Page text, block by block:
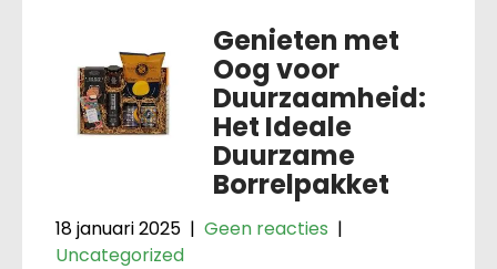
Genieten met
Oog voor
Duurzaamheid:
Het Ideale
Duurzame
Borrelpakket
18 januari 2025 | Geen reacties |
Uncategorized